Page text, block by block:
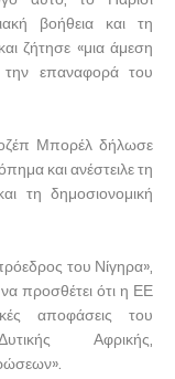
βοήθεια και τη
ζήτησε «μια άμεση
την επαναφορά του
Μπορέλ δήλωσε
και ανέστειλε τη
τη δημοσιονομική
του Νίγηρα»,
προσθέτει ότι η ΕΕ
αποφάσεις του
Αφρικής,